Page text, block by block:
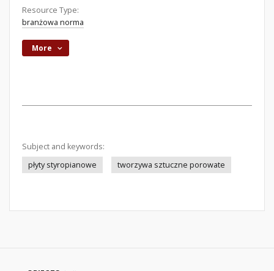
Resource Type:
branżowa norma
More
Subject and keywords:
płyty styropianowe
tworzywa sztuczne porowate